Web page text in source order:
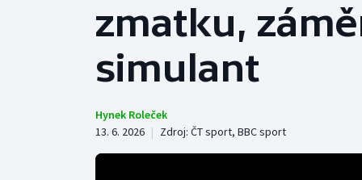
Tenis
Atletika
Basketbal
Biatlon
zmatku,
simulant
Hynek Roleček
13. 6. 2026 | Zdroj: ČT sport, BBC sport